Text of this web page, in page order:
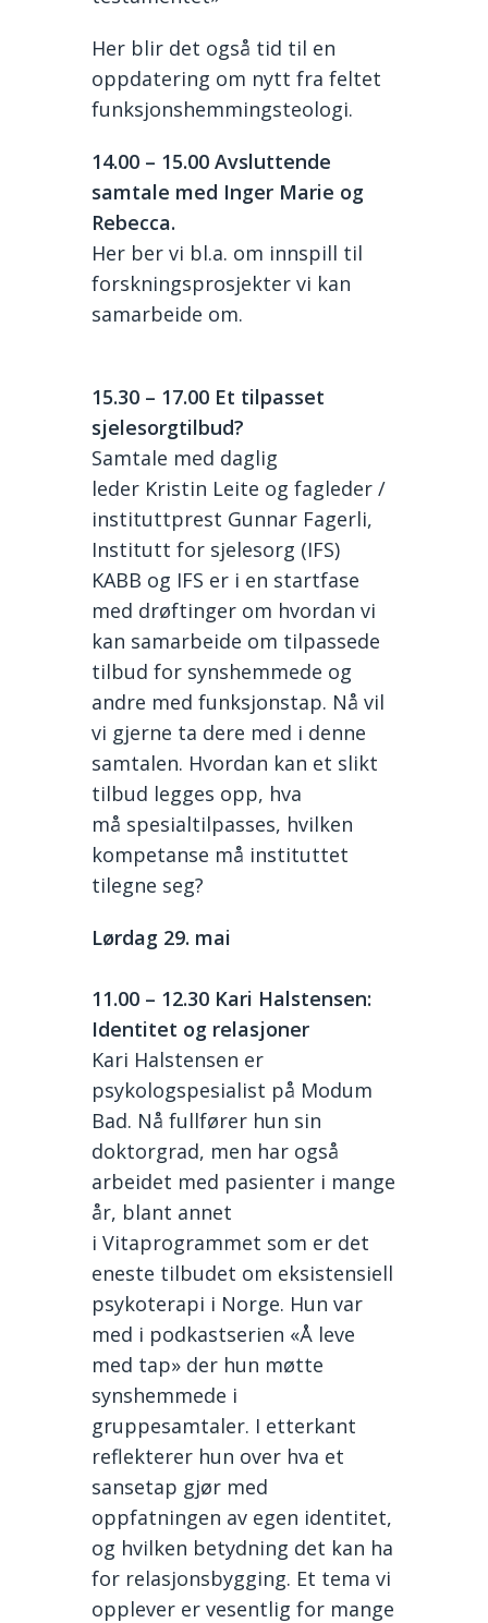
Her blir det også tid til en
oppdatering om nytt fra feltet
funksjonshemmingsteologi.
14.00 – 15.00 Avsluttende
samtale med Inger Marie og
Rebecca.
Her ber vi bl.a. om innspill til
forskningsprosjekter vi kan
samarbeide om.
15.30 – 17.00 Et tilpasset
sjelesorgtilbud?
Samtale med daglig
leder Kristin Leite og fagleder /
instituttprest Gunnar Fagerli,
Institutt for sjelesorg (IFS)
KABB og IFS er i en startfase
med drøftinger om hvordan vi
kan samarbeide om tilpassede
tilbud for synshemmede og
andre med funksjonstap. Nå vil
vi gjerne ta dere med i denne
samtalen. Hvordan kan et slikt
tilbud legges opp, hva
må spesialtilpasses, hvilken
kompetanse må instituttet
tilegne seg?
Lørdag 29. mai
11.00 – 12.30 Kari Halstensen:
Identitet og relasjoner
Kari Halstensen er
psykologspesialist på Modum
Bad. Nå fullfører hun sin
doktorgrad, men har også
arbeidet med pasienter i mange
år, blant annet
i Vitaprogrammet som er det
eneste tilbudet om eksistensiell
psykoterapi i Norge. Hun var
med i podkastserien «Å leve
med tap» der hun møtte
synshemmede i
gruppesamtaler. I etterkant
reflekterer hun over hva et
sansetap gjør med
oppfatningen av egen identitet,
og hvilken betydning det kan ha
for relasjonsbygging. Et tema vi
opplever er vesentlig for mange